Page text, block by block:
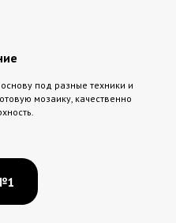
под разные техники и
мозаику, качественно